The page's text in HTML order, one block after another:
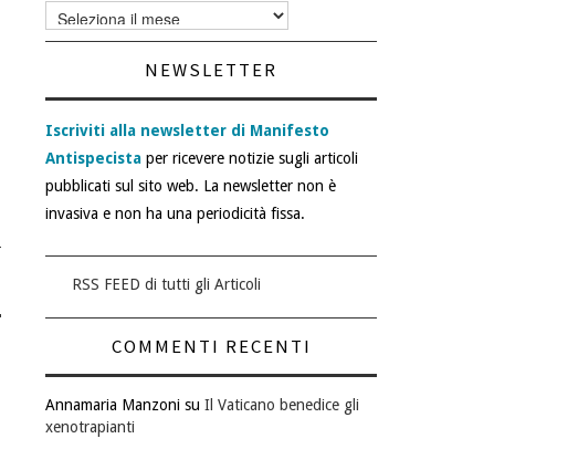
Archivi
articoli
NEWSLETTER
Iscriviti alla newsletter di Manifesto
Antispecista per ricevere notizie sugli articoli
pubblicati sul sito web. La newsletter non è
invasiva e non ha una periodicità fissa.
RSS FEED di tutti gli Articoli
COMMENTI RECENTI
Annamaria Manzoni su Il Vaticano benedice gli
xenotrapianti